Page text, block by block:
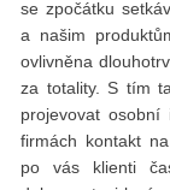
se zpočátku
a našim
ovlivněna
za totality. S tím
projevovat
firmách kontakt
po vás klienti